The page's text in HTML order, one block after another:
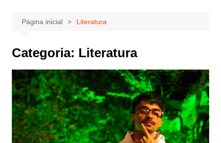
Página inicial Literatura
Categoria: Literatura